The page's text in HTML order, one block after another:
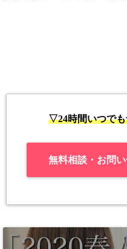
▽24時間いつで
無料相談・お問